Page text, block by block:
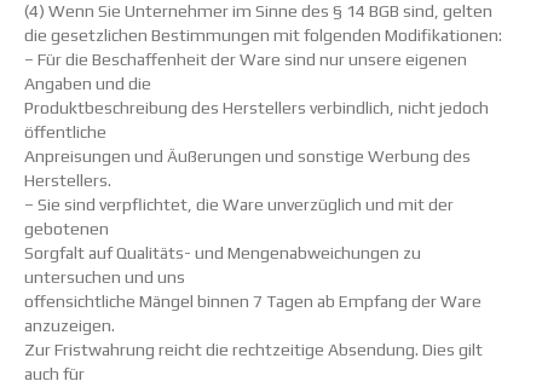
(4) Wenn Sie Unternehmer im Sinne des § 14 BGB sind, gelten
die gesetzlichen Bestimmungen mit folgenden Modifikationen:
– Für die Beschaffenheit der Ware sind nur unsere eigenen
Angaben und die
Produktbeschreibung des Herstellers verbindlich, nicht jedoch
öffentliche
Anpreisungen und Äußerungen und sonstige Werbung des
Herstellers.
– Sie sind verpflichtet, die Ware unverzüglich und mit der
gebotenen
Sorgfalt auf Qualitäts- und Mengenabweichungen zu
untersuchen und uns
offensichtliche Mängel binnen 7 Tagen ab Empfang der Ware
anzuzeigen.
Zur Fristwahrung reicht die rechtzeitige Absendung. Dies gilt
auch für